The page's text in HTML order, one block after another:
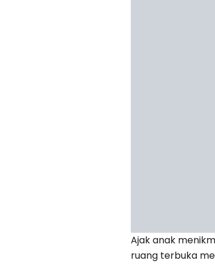
Ajak anak
ruang terbuka